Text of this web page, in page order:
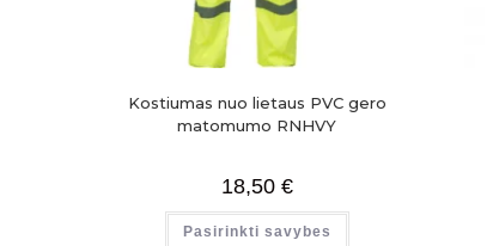
Kostiumas nuo lietaus PVC gero
matomumo RNHVY
18,50 €
Pasirinkti savybes